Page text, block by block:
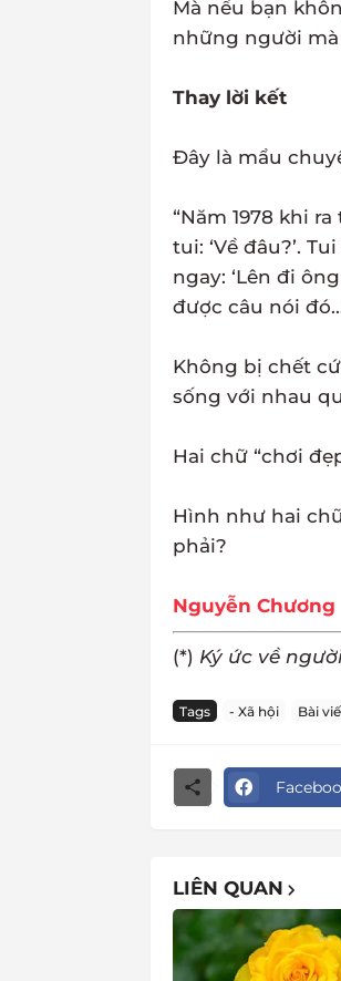
Mà nếu bạn
những người mà
Thay lời kết
Đây là mẩu
“Năm 1978 khi
tui: ‘Về đâu?’.
ngay: ‘Lên đi
được câu nói
Không bị chết
sống với nhau
Hai chữ “chơi
Hình như hai
phải?
Nguyễn Chương
(*) Ký ức về
Tags - Xã hội Bài
LIÊN QUAN